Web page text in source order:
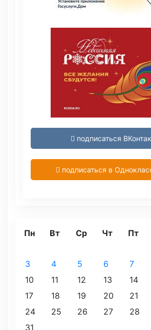
подписаться
подписаться в
Пн Вт Ср Чт Пт
3
4 5 6 7
10
11 12 13 14
17
18 19 20 21
24
25 26 27 28
31